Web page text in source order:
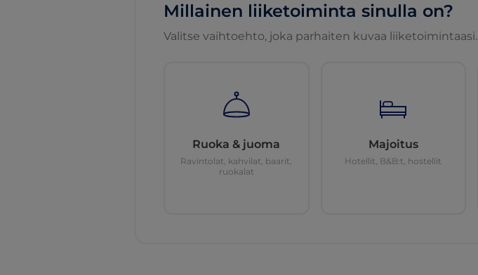
Millainen liiketoiminta sinulla on?
Valitse vaihtoehto, joka parhaiten kuvaa liiketoimintaasi.
Ruoka & juoma
Ravintolat, kahvilat, baarit,
ruokalat
Majoitus
Hotellit, B&B:t, hostellit